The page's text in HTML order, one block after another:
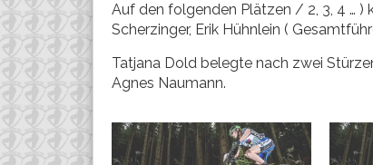
Auf den folgenden Plätzen / 2, 3, 4 … )
Scherzinger, Erik Hühnlein (
Tatjana Dold belegte nach zwei
Agnes Naumann.